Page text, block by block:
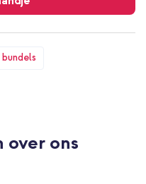
Apple iPhone 12 (Pro) -
- USB-C en USB
ons